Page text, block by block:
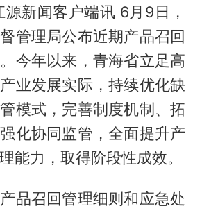
源新闻客户端讯 6月9日，
管理局公布近期产品召回
今年以来，青海省立足高
业发展实际，持续优化缺
模式，完善制度机制、拓
化协同监管，全面提升产
能力，取得阶段性成效。
品召回管理细则和应急处